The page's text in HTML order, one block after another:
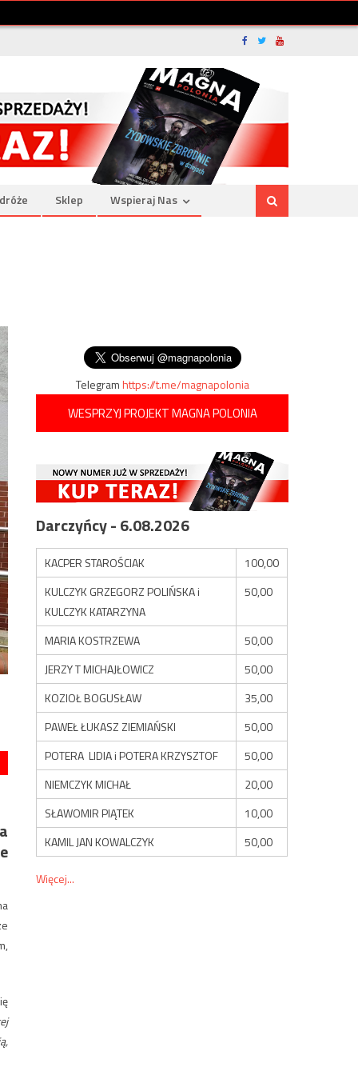
Sklep Wspieraj Nas
Telegramhttps://t.me/magnapolonia
WESPRZYJ PROJEKT MAGNA POLONIA
Darczyńcy - 6.08.2026
KACPER STAROŚCIAK
100,00
KULCZYK GRZEGORZ POLIŃSKA i
KULCZYK KATARZYNA
50,00
MARIA KOSTRZEWA
50,00
JERZY T MICHAJŁOWICZ
50,00
KOZIOŁ BOGUSŁAW
35,00
PAWEŁ ŁUKASZ ZIEMIAŃSKI
50,00
POTERA LIDIA i POTERA KRZYSZTOF
50,00
NIEMCZYK MICHAŁ
20,00
SŁAWOMIR PIĄTEK
10,00
KAMIL JAN KOWALCZYK
50,00
Więcej...